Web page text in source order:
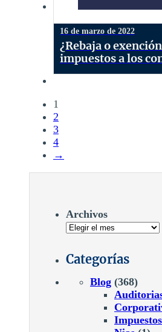
16 de marzo de 2022
¿Rebaja o
impuestos a los
1
2
3
4
→
Archivos
Categorías
Blog (368)
Impuestos